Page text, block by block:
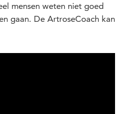
mensen weten niet goed
gaan. De ArtroseCoach kan